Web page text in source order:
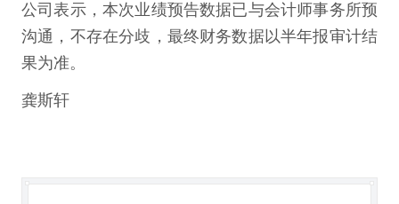
公司表示，本次业绩预告数据已与会计师事务所预
沟通，不存在分歧，最终财务数据以半年报审计结
果为准。
龚斯轩